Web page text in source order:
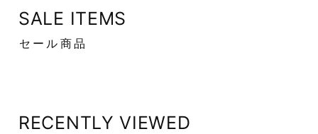
SALE ITEMS
セール商品
RECENTLY VIEWED